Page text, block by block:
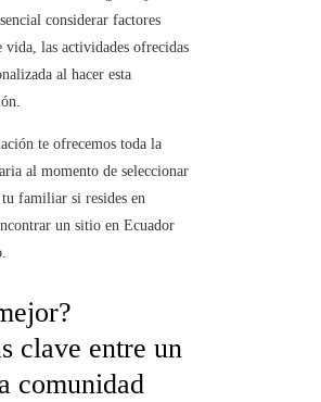
considerar factores
vida, las actividades ofrecidas
al hacer esta
te ofrecemos toda la
al momento de seleccionar
familiar si resides en
un sitio en Ecuador
clave entre un
comunidad